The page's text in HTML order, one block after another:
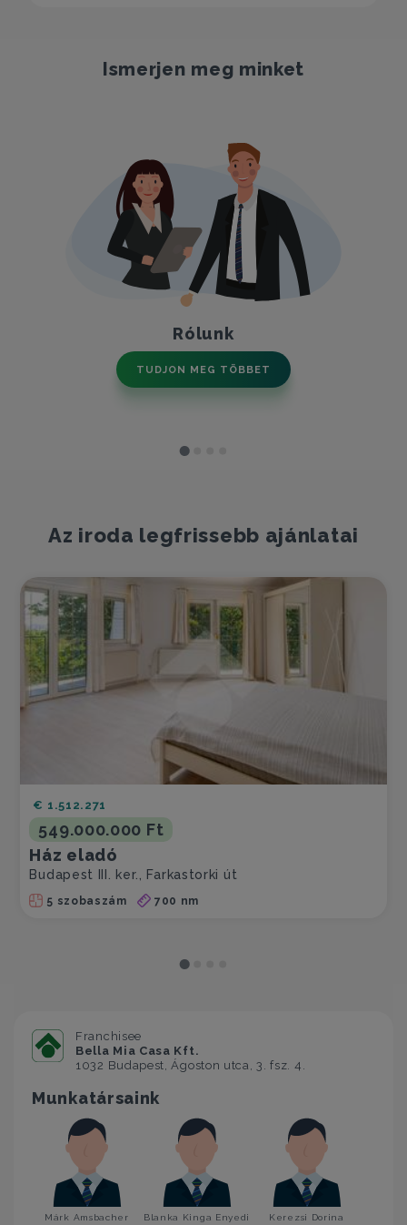
Ismerjen meg minket
Rólunk
TUDJON MEG TÖBBET
Az iroda legfrissebb ajánlatai
549.000.000 Ft
€ 1.512.271
Ház eladó
Budapest III. ker., Farkastorki út
5 szobaszám 700 nm
Franchisee
Bella Mia Casa Kft.
1032 Budapest, Ágoston utca, 3. fsz. 4.
Munkatársaink
Márk Amsbacher
Blanka Kinga Enyedi
Kerezsi Dorina